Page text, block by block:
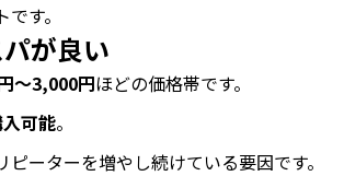
す。
が良い
～3,000円ほどの価格帯です。
可能。
ピーターを増やし続けている要因です。